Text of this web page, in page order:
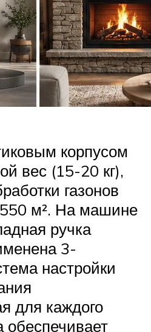
корпусом
вес (15-20 кг),
газонов
м². На машине
ручка
3-
настройки
для каждого
обеспечивает